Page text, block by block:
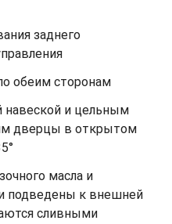
заднего
обеим сторонам
навеской и цельным
дверцы в открытом
масла и
подведены к внешней
сливными